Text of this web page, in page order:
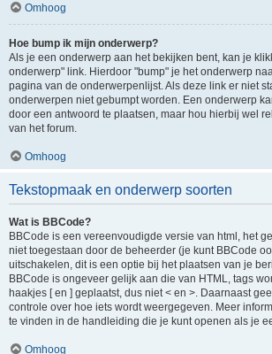
Omhoog
Hoe bump ik mijn onderwerp?
Als je een onderwerp aan het bekijken bent, kan je
onderwerp" link. Hierdoor "bump" je het onderwerp
pagina van de onderwerpenlijst. Als deze link er niet
onderwerpen niet gebumpt worden. Een onderwerp
door een antwoord te plaatsen, maar hou hierbij wel
van het forum.
Omhoog
Tekstopmaak en onderwerp soorten
Wat is BBCode?
BBCode is een vereenvoudigde versie van html, het
niet toegestaan door de beheerder (je kunt BBCode
uitschakelen, dit is een optie bij het plaatsen van je
BBCode is ongeveer gelijk aan die van HTML, tags
haakjes [ en ] geplaatst, dus niet < en >. Daarnaast
controle over hoe iets wordt weergegeven. Meer
te vinden in de handleiding die je kunt openen als je
Omhoog